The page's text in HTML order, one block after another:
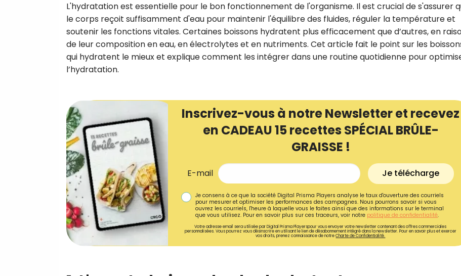
L'hydratation est essentielle pour le bon fonctionnement de l'organisme. Il est crucial de s'assurer
le corps reçoit suffisamment d'eau pour maintenir l'équilibre des fluides, réguler la température et
soutenir les fonctions vitales. Certaines boissons hydratent plus efficacement que d’autres, en
de leur composition en eau, en électrolytes et en nutriments. Cet article fait le point sur les
qui hydratent le mieux et explique comment les intégrer dans une routine quotidienne pour
l’hydratation.
Inscrivez-vous à notre Newsletter et recevez
en CADEAU 15 recettes SPÉCIAL BRÛLE-
GRAISSE !
E-mail Je télécharge
Je consens à ce que la société Digital Prisma Players analyse le taux d'ouverture des courriels
pour mesurer et optimiser les performances des campagnes. Nous pourrons savoir si vous
ouvrez les courriels, l'heure à laquelle vous le faites ainsi que des informations sur le terminal
que vous utilisez. Pour en savoir plus sur ces traceurs, voir notre politique de confidentialité.
Votre adresse email sera utilisée par Digital Prisma Playerspour vous envoyer votre newsletter contenant des offres commerciales
personnalisées. Vous pourrez vous désinscrire en utilisant le lien de désabonnement intégré dans la newsletter. Pour en savoir plus et exercer
vos droits, prenez connaissance de notreCharte de Confidentialité.
Recevez gratuitement
recettes inédites de
!